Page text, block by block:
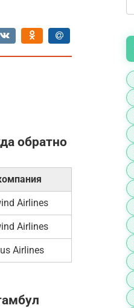
обратно
Airlines
Airlines
Airlines